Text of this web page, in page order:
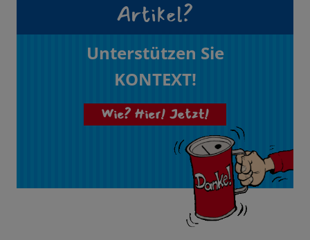
Artikel?
Unterstützen Sie
KONTEXT!
Wie? Hier! Jetzt!